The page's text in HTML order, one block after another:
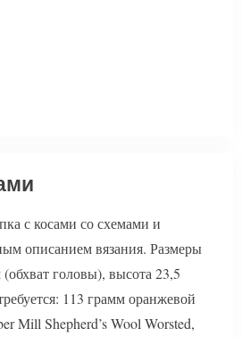
с косами со схемами и
описанием вязания. Размеры
головы), высота 23,5
113 грамм оранжевой
Mill Shepherd’s Wool Worsted,